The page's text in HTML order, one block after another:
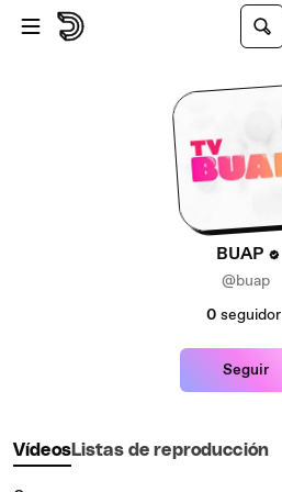
Saltar al contenido principal
BUAP
@buap
0 seguidor
Seguir
VídeosListas de reproducción